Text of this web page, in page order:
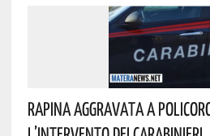
Rapina Aggravata A